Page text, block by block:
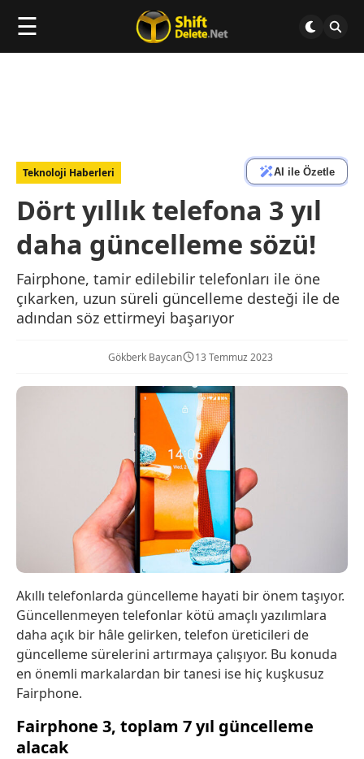
☰
Teknoloji Haberleri AI ile Özetle
Dört yıllık telefona 3 yıl
daha güncelleme sözü!
Fairphone, tamir edilebilir telefonları ile öne
çıkarken, uzun süreli güncelleme desteği ile de
adından söz ettirmeyi başarıyor
Gökberk Baycan 13 Temmuz 2023
Akıllı telefonlarda güncelleme hayati bir önem taşıyor.
Güncellenmeyen telefonlar kötü amaçlı yazılımlara
daha açık bir hâle gelirken, telefon üreticileri de
güncelleme sürelerini artırmaya çalışıyor. Bu konuda
en önemli markalardan bir tanesi ise hiç kuşkusuz
Fairphone.
Fairphone 3, toplam 7 yıl güncelleme
alacak